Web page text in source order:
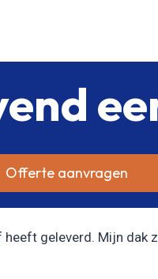
Offerte aanvragen
geleverd. Mijn